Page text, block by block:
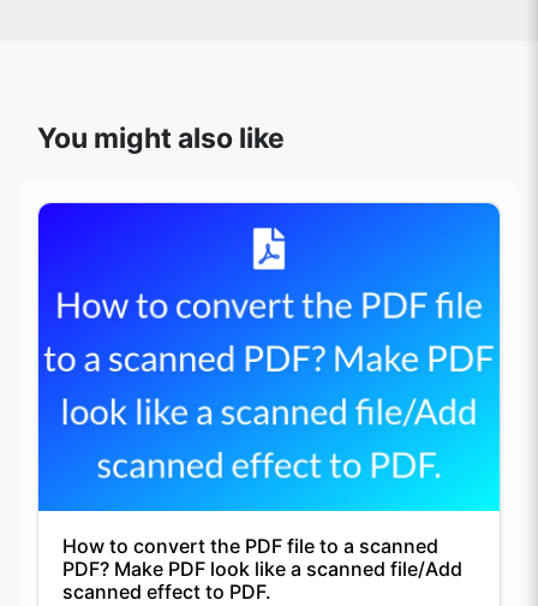
You might also like
How to convert the PDF file to a scanned
PDF? Make PDF look like a scanned file/Add
scanned effect to PDF.